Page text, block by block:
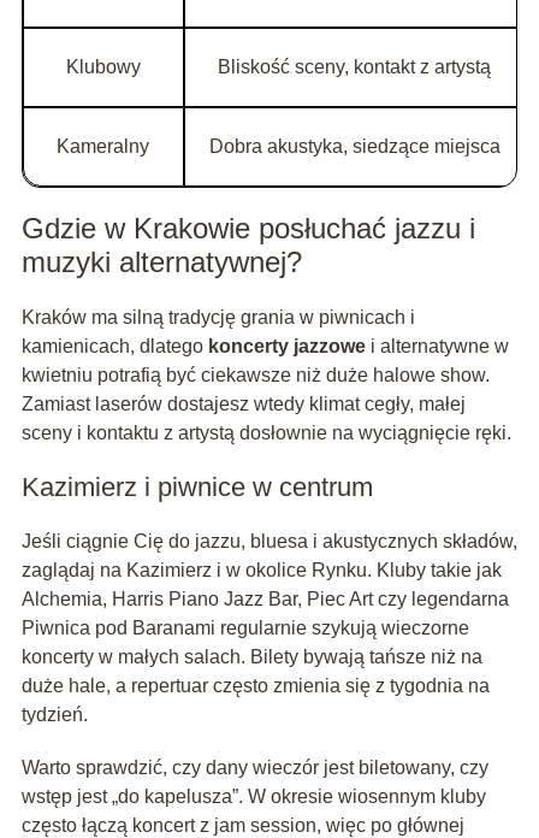
Klubowy Bliskość sceny, kontakt z artystą
Kameralny Dobra akustyka, siedzące miejsca
Gdzie w Krakowie posłuchać jazzu i
muzyki alternatywnej?
Kraków ma silną tradycję grania w piwnicach i
kamienicach, dlatego koncerty jazzowei alternatywne w
kwietniu potrafią być ciekawsze niż duże halowe show.
Zamiast laserów dostajesz wtedy klimat cegły, małej
sceny i kontaktu z artystą dosłownie na wyciągnięcie ręki.
Kazimierz i piwnice w centrum
Jeśli ciągnie Cię do jazzu, bluesa i akustycznych składów,
zaglądaj na Kazimierz i w okolice Rynku. Kluby takie jak
Alchemia, Harris Piano Jazz Bar, Piec Art czy legendarna
Piwnica pod Baranami regularnie szykują wieczorne
koncerty w małych salach. Bilety bywają tańsze niż na
duże hale, a repertuar często zmienia się z tygodnia na
tydzień.
Warto sprawdzić, czy dany wieczór jest biletowany, czy
wstęp jest „do kapelusza”. W okresie wiosennym kluby
często łączą koncert z jam session, więc po głównej